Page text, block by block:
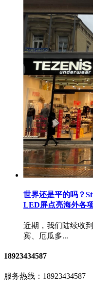
世界还是平的吗？
LED屏点亮海外各
近期，我们陆续收
宾、厄瓜多...
18923434587
服务热线： 18923434587